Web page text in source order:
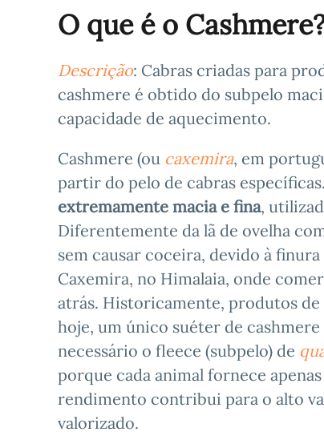
O que é o
Descrição: Cabras criadas para
cashmere é obtido do subpelo
capacidade de aquecimento.
Cashmere (ou caxemira, em
partir do pelo de cabras
extremamente macia e fina,
Diferentemente da lã de ovelha
sem causar coceira, devido à
Caxemira, no Himalaia, onde
atrás. Historicamente, produtos de
hoje, um único suéter de cashmere
necessário o fleece (subpelo) de
porque cada animal fornece
rendimento contribui para o alto
valorizado.